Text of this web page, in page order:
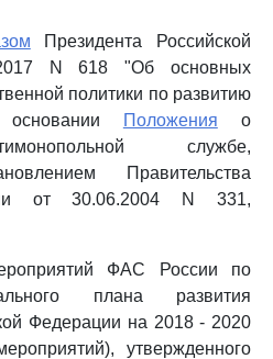
Президента Российской
N 618 "Об основных
политики по развитию
Положения о
службе,
Правительства
от 30.06.2004 N 331,
ФАС России по
плана развития
Федерации на 2018 - 2020
утвержденного